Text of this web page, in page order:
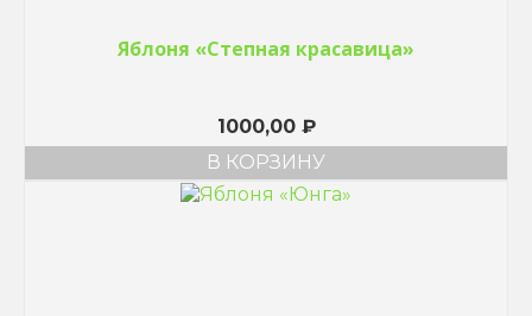
Яблоня «Степная красавица»
1000,00 ₽
В КОРЗИНУ